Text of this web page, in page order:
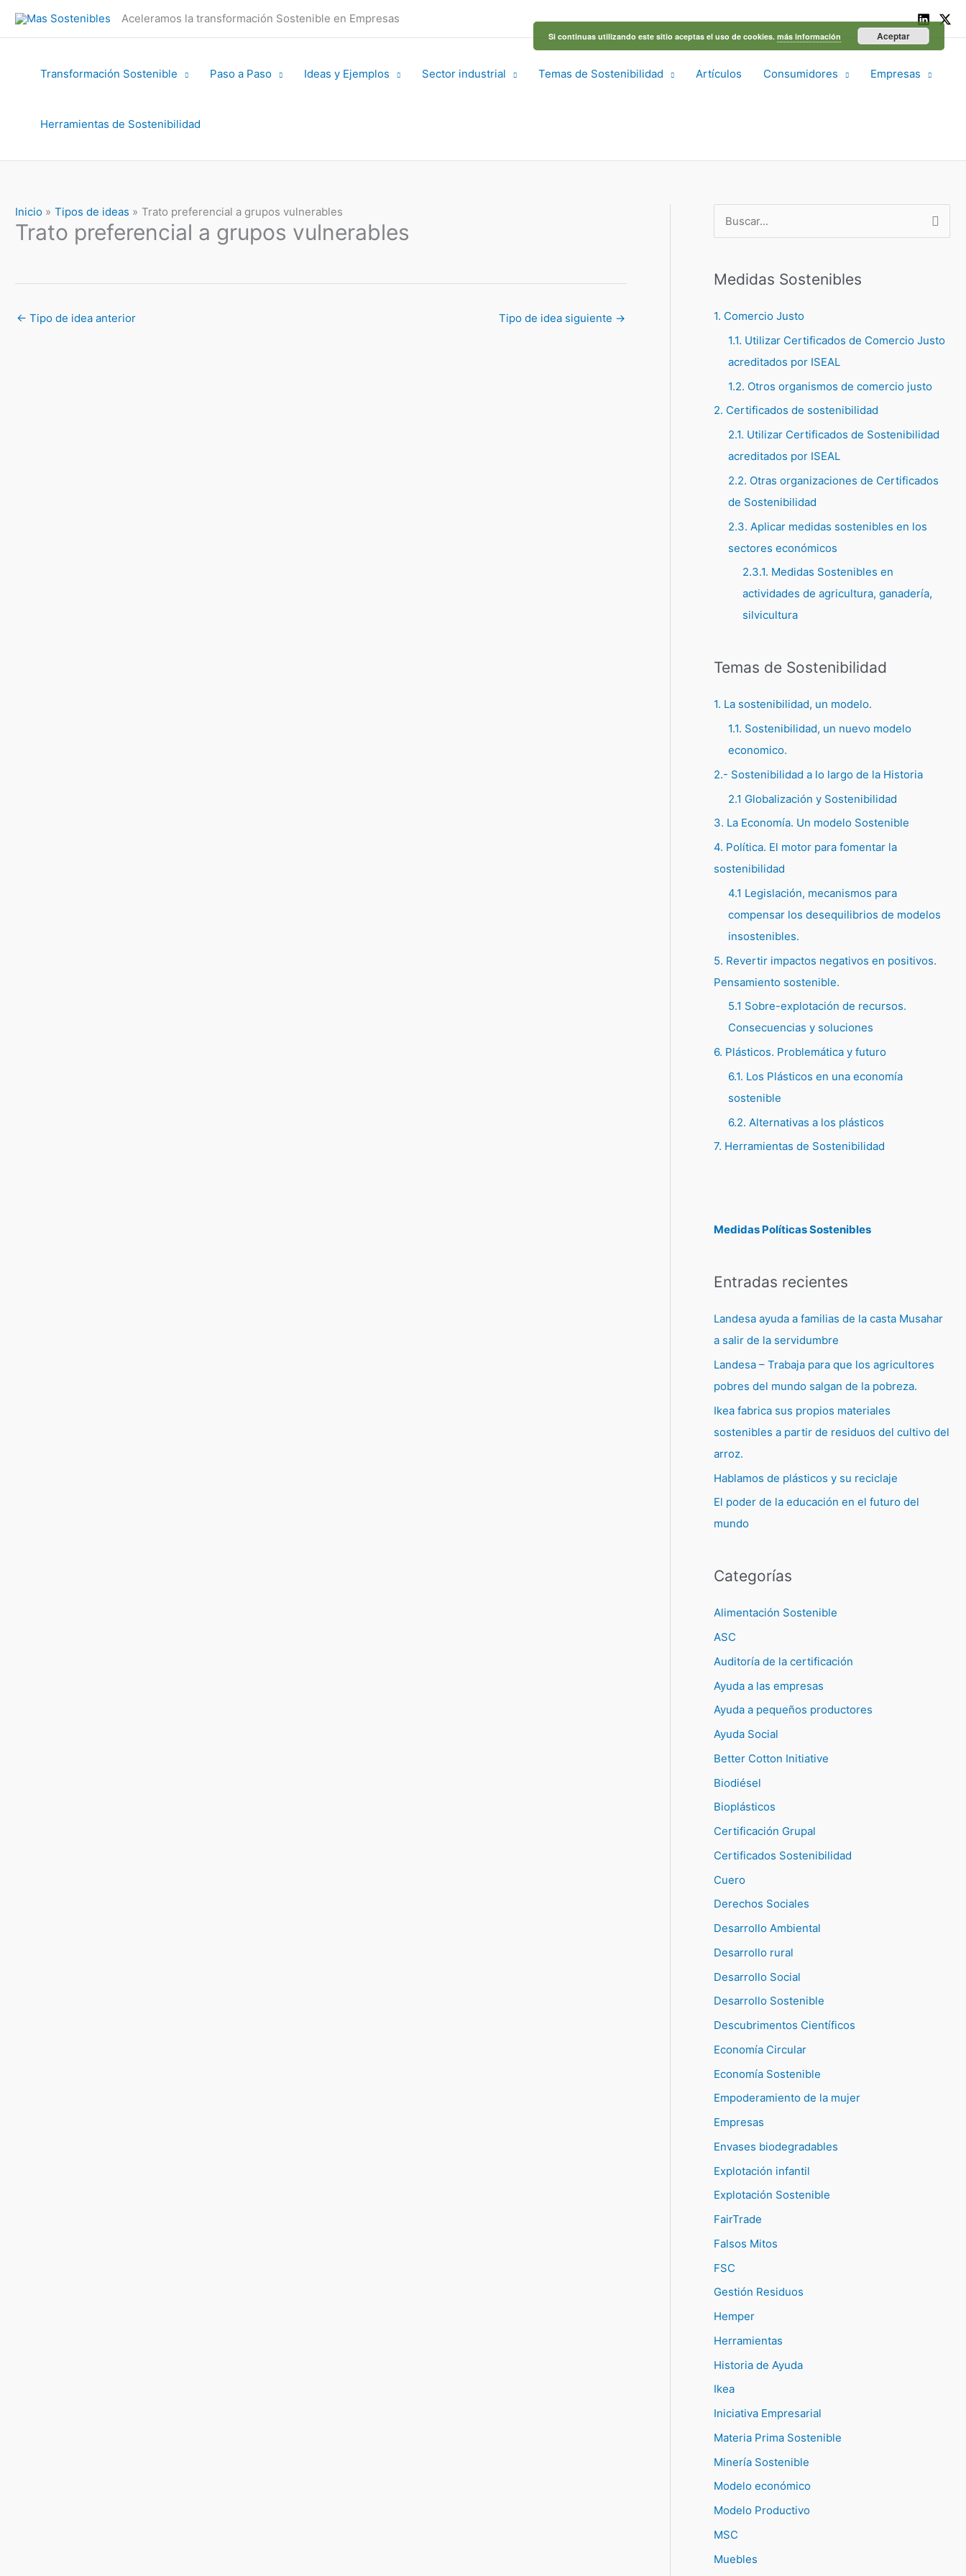
contenido
Aceleramos la transformación Sostenible en Empresas
Transformación Sostenible Paso a Paso Ideas y Ejemplos Sector industrial Temas de Sostenibilidad Artículos Consumidores Empresas
Herramientas de Sostenibilidad
Inicio Tipos de ideas Trato preferencial a grupos vulnerables
Trato preferencial a grupos vulnerables
← Tipo de idea anterior Tipo de idea siguiente →
u
c
r
:
Medidas Sostenibles
1. Comercio Justo
1.1. Utilizar Certificados de Comercio Justo
acreditados por ISEAL
1.2. Otros organismos de comercio justo
2. Certificados de sostenibilidad
2.1. Utilizar Certificados de Sostenibilidad
acreditados por ISEAL
2.2. Otras organizaciones de Certificados
de Sostenibilidad
2.3. Aplicar medidas sostenibles en los
sectores económicos
2.3.1. Medidas Sostenibles en
actividades de agricultura, ganadería,
silvicultura
Temas de Sostenibilidad
1. La sostenibilidad, un modelo.
1.1. Sostenibilidad, un nuevo modelo
economico.
2.- Sostenibilidad a lo largo de la Historia
2.1 Globalización y Sostenibilidad
3. La Economía. Un modelo Sostenible
4. Política. El motor para fomentar la
sostenibilidad
4.1 Legislación, mecanismos para
compensar los desequilibrios de modelos
insostenibles.
5. Revertir impactos negativos en positivos.
Pensamiento sostenible.
5.1 Sobre-explotación de recursos.
Consecuencias y soluciones
6. Plásticos. Problemática y futuro
6.1. Los Plásticos en una economía
sostenible
6.2. Alternativas a los plásticos
7. Herramientas de Sostenibilidad
Medidas Políticas Sostenibles
Entradas recientes
Landesa ayuda a familias de la casta Musahar
a salir de la servidumbre
Landesa – Trabaja para que los agricultores
pobres del mundo salgan de la pobreza.
Ikea fabrica sus propios materiales
sostenibles a partir de residuos del cultivo del
arroz.
Hablamos de plásticos y su reciclaje
El poder de la educación en el futuro del
mundo
Categorías
Alimentación Sostenible
ASC
Auditoría de la certificación
Ayuda a las empresas
Ayuda a pequeños productores
Ayuda Social
Better Cotton Initiative
Biodiésel
Bioplásticos
Certificación Grupal
Certificados Sostenibilidad
Cuero
Derechos Sociales
Desarrollo Ambiental
Desarrollo rural
Desarrollo Social
Desarrollo Sostenible
Descubrimentos Científicos
Economía Circular
Economía Sostenible
Empoderamiento de la mujer
Empresas
Envases biodegradables
Explotación infantil
Explotación Sostenible
FairTrade
Falsos Mitos
FSC
Gestión Residuos
Hemper
Herramientas
Historia de Ayuda
Ikea
Iniciativa Empresarial
Materia Prima Sostenible
Minería Sostenible
Modelo económico
Modelo Productivo
MSC
Muebles
Si continuas utilizando este sitio aceptas el uso de cookies. más información Aceptar